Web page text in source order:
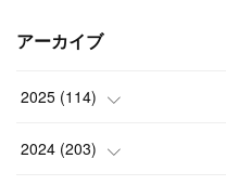
アーカイブ
2025 (114)
(1)
2024 (203)